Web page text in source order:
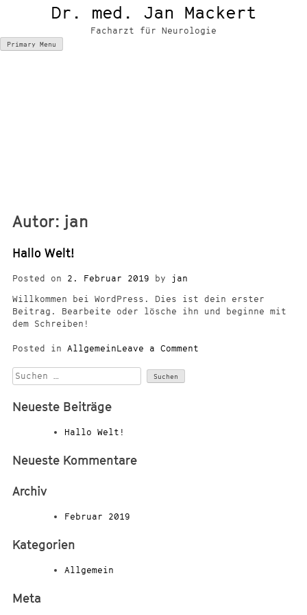
Dr. med. Jan Mackert
Facharzt für Neurologie
Primary Menu
Autor: jan
Hallo Welt!
Posted on 2. Februar 2019 by
jan
Willkommen bei WordPress. Dies ist dein erster
Beitrag. Bearbeite oder lösche ihn und beginne mit
dem Schreiben!
Posted in AllgemeinLeave a Comment
Suchen
nach:
Neueste Beiträge
Hallo Welt!
Neueste Kommentare
Archiv
Februar 2019
Kategorien
Allgemein
Meta